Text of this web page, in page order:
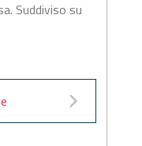
Suddiviso su